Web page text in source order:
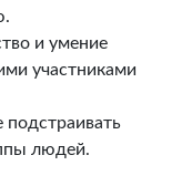
и умение
участниками
подстраивать
людей.